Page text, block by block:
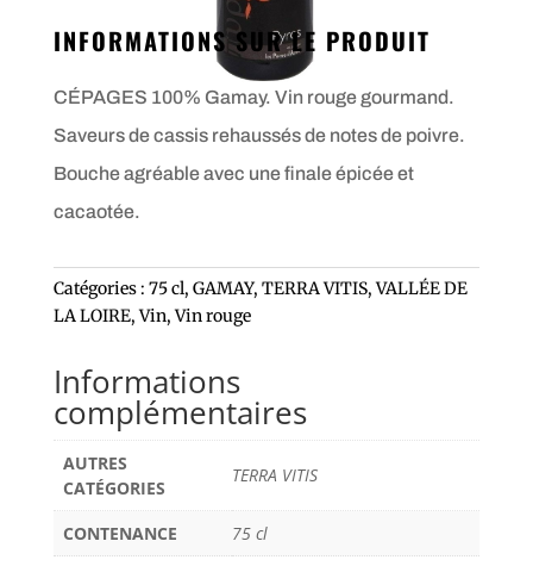
INFORMATIONS SUR LE PRODUIT
CÉPAGES 100% Gamay. Vin rouge gourmand.
Saveurs de cassis rehaussés de notes de poivre.
Bouche agréable avec une finale épicée et
cacaotée.
Catégories : 75 cl, GAMAY, TERRA VITIS,VALLÉE DE
LA LOIRE,Vin,Vin rouge
Informations
complémentaires
AUTRES
CATÉGORIES
TERRA VITIS
CONTENANCE
75 cl